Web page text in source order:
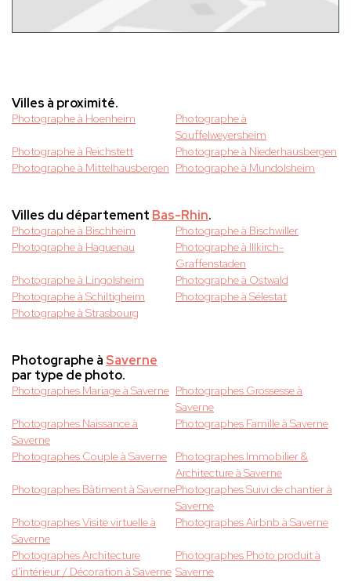
Villes à proximité.
Photographe à Hoenheim
Photographe à
Souffelweyersheim
Photographe à Reichstett
Photographe à Niederhausbergen
Photographe à Mittelhausbergen Photographe à Mundolsheim
Villes du département Bas-Rhin.
Photographe à Bischheim
Photographe à Bischwiller
Photographe à Haguenau
Photographe à Illkirch-
Graffenstaden
Photographe à Lingolsheim
Photographe à Ostwald
Photographe à Schiltigheim
Photographe à Sélestat
Photographe à Strasbourg
Photographe à Saverne
par type de photo.
Photographes Mariage à Saverne Photographes Grossesse à
Saverne
Photographes Naissance à
Saverne
Photographes Famille à Saverne
Photographes Couple à Saverne
Photographes Immobilier &
Architecture à Saverne
Photographes Bâtiment à SavernePhotographes Suivi de chantier à
Saverne
Photographes Visite virtuelle à
Saverne
Photographes Airbnb à Saverne
Photographes Architecture
d'intérieur / Décoration à Saverne
Photographes Photo produit à
Saverne